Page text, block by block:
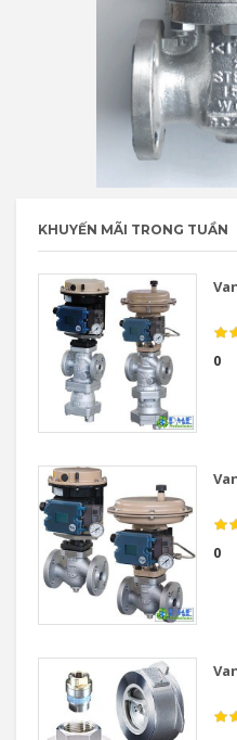
KHUYẾN MÃI TRONG TUẦN
0
0